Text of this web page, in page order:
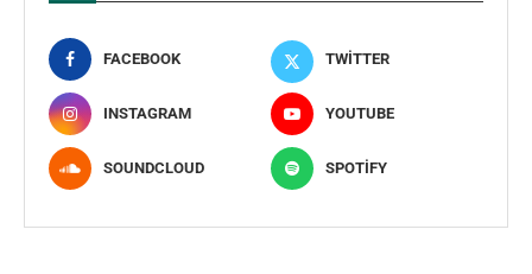
FACEBOOK TWITTER
INSTAGRAM YOUTUBE
SOUNDCLOUD SPOTIFY